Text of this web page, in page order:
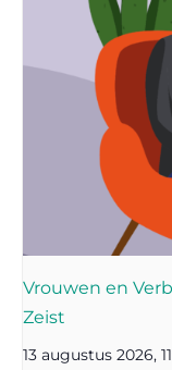
Vrouwen en
Zeist
13 augustus 2026,